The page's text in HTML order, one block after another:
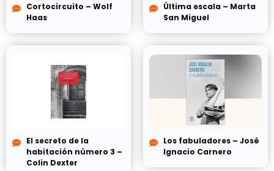
Cortocircuito – Wolf
Haas
Última escala – Marta
San Miguel
El secreto de la
habitación número 3 –
Colin Dexter
Los fabuladores – José
Ignacio Carnero